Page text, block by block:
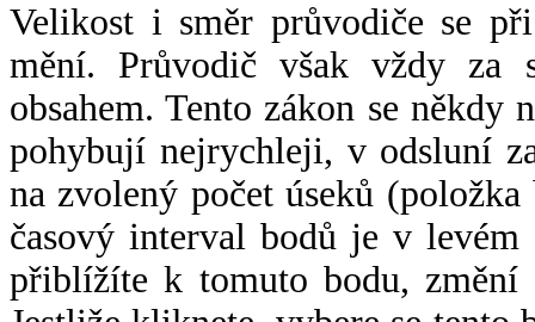
Velikost i směr průvodiče se
mění. Průvodič však vždy za
obsahem. Tento zákon se někdy
pohybují nejrychleji, v odsluní
na zvolený počet úseků
časový interval bodů je v
přiblížíte k tomuto bodu,